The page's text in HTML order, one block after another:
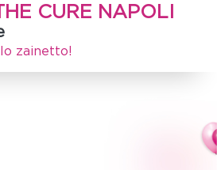
CURE NAPOLI
zainetto!